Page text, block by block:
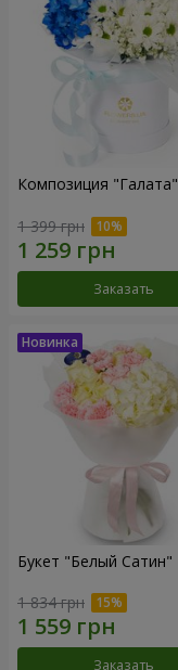
Композиция "Галата"
1 399 грн
Заказать
Букет "Белый Сатин"
1 834 грн
Заказать